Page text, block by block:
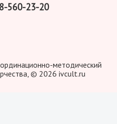
560-23-20
методический
© 2026 ivcult.ru